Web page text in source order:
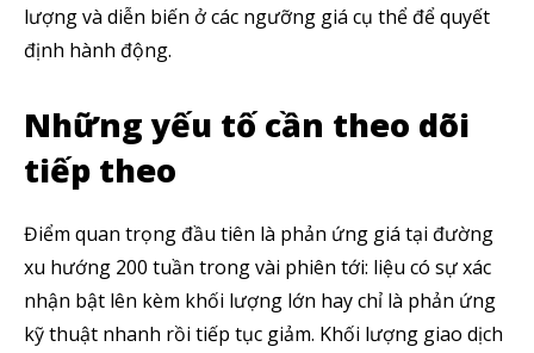
SUBSCRIBE
Theo Dõi Chúng Tôi
lượng và diễn biến ở các ngưỡng giá cụ thể để quyết
định hành động.
Những yếu tố cần theo dõi
tiếp theo
Điểm quan trọng đầu tiên là phản ứng giá tại đường
xu hướng 200 tuần trong vài phiên tới: liệu có sự xác
nhận bật lên kèm khối lượng lớn hay chỉ là phản ứng
kỹ thuật nhanh rồi tiếp tục giảm. Khối lượng giao dịch